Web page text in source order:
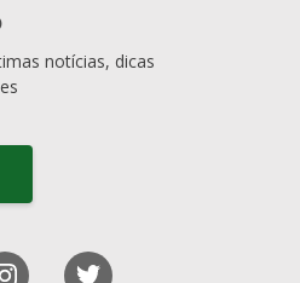
notícias, dicas